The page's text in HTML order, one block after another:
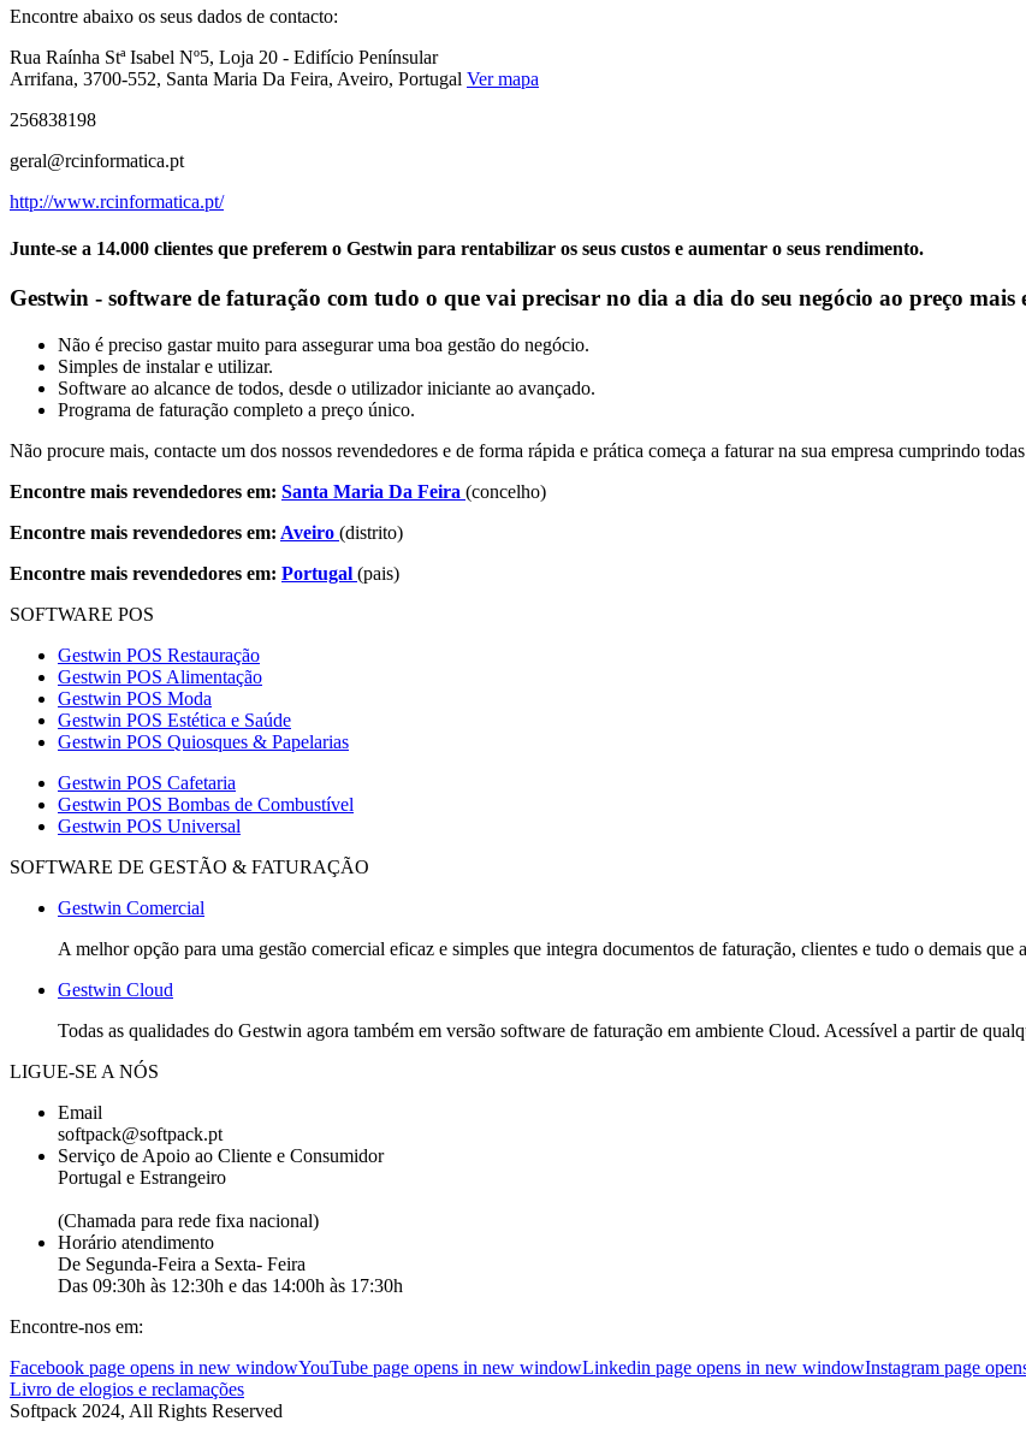
Encontre abaixo os seus dados de contacto:
Rua Raínha Stª Isabel Nº5, Loja 20 - Edifício Penínsular
Arrifana, 3700-552, Santa Maria Da Feira, Aveiro, Portugal Ver mapa
256838198
geral@rcinformatica.pt
http://www.rcinformatica.pt/
Junte-se a 14.000 clientes que preferem o Gestwin para rentabilizar os seus custos e aumentar o seus rendimento.
Gestwin - software de faturação com tudo o que vai precisar no dia a dia do seu negócio ao preço mais
Não é preciso gastar muito para assegurar uma boa gestão do negócio.
Simples de instalar e utilizar.
Software ao alcance de todos, desde o utilizador iniciante ao avançado.
Programa de faturação completo a preço único.
Não procure mais, contacte um dos nossos revendedores e de forma rápida e prática começa a faturar na sua empresa cumprindo
Encontre mais revendedores em: Santa Maria Da Feira (concelho)
Encontre mais revendedores em: Aveiro (distrito)
Encontre mais revendedores em: Portugal (pais)
SOFTWARE POS
Gestwin POS Restauração
Gestwin POS Alimentação
Gestwin POS Moda
Gestwin POS Estética e Saúde
Gestwin POS Quiosques & Papelarias
Gestwin POS Cafetaria
Gestwin POS Bombas de Combustível
Gestwin POS Universal
SOFTWARE DE GESTÃO & FATURAÇÃO
Gestwin Comercial
A melhor opção para uma gestão comercial eficaz e simples que integra documentos de faturação, clientes e tudo o demais que
Gestwin Cloud
Todas as qualidades do Gestwin agora também em versão software de faturação em ambiente Cloud. Acessível a partir de
LIGUE-SE A NÓS
Email
softpack@softpack.pt
Serviço de Apoio ao Cliente e Consumidor
Portugal e Estrangeiro
(Chamada para rede fixa nacional)
Horário atendimento
De Segunda-Feira a Sexta- Feira
Das 09:30h às 12:30h e das 14:00h às 17:30h
Encontre-nos em:
Facebook page opens in new windowYouTube page opens in new windowLinkedin page opens in new windowInstagram page
Livro de elogios e reclamações
Softpack 2024, All Rights Reserved